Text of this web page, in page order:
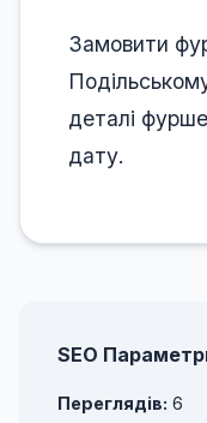
Замовити
деталі
дату.
SEO
Переглядів: 6